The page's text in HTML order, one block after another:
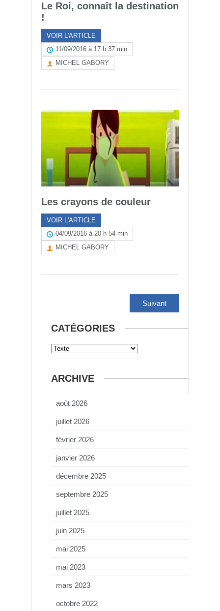
Le Roi, connaît la destination
!
VOIR L'ARTICLE
11/09/2016 à 17 h 37 min
MICHEL GABORY
Les crayons de couleur
VOIR L'ARTICLE
04/09/2016 à 20 h 54 min
MICHEL GABORY
Suivant
CATÉGORIES
ARCHIVE
août 2026
juillet 2026
février 2026
janvier 2026
décembre 2025
septembre 2025
juillet 2025
juin 2025
mai 2025
mai 2023
mars 2023
octobre 2022